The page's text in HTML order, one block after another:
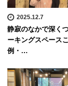
2025.12.7
静寂のなかで深く
ーキングスペース
例・…